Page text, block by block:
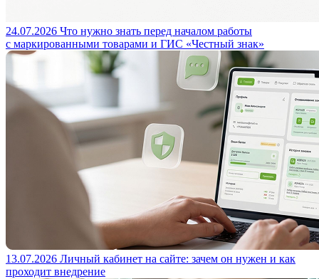
24.07.2026 Что нужно знать перед началом работы
с маркированными товарами и ГИС «Честный знак»
13.07.2026 Личный кабинет на сайте: зачем он нужен и как
проходит внедрение